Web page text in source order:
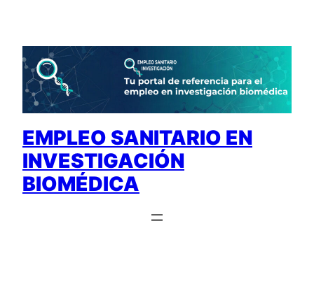
contenido
EMPLEO SANITARIO EN
INVESTIGACIÓN
BIOMÉDICA